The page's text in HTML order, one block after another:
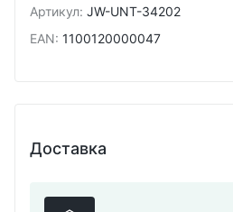
Артикул: JW-UNT-34202
EAN: 1100120000047
Доставка